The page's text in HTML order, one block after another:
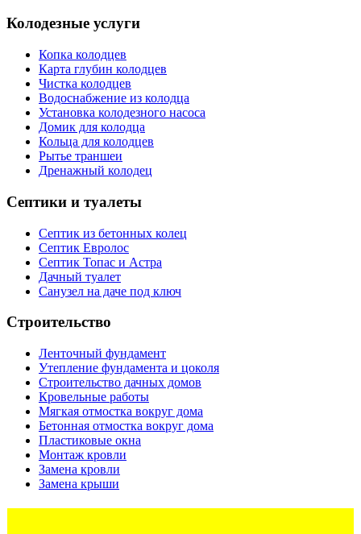
Колодезные услуги
Копка колодцев
Карта глубин колодцев
Чистка колодцев
Водоснабжение из колодца
Установка колодезного насоса
Домик для колодца
Кольца для колодцев
Рытье траншеи
Дренажный колодец
Септики и туалеты
Септик из бетонных колец
Септик Евролос
Септик Топас и Астра
Дачный туалет
Санузел на даче под ключ
Строительство
Ленточный фундамент
Утепление фундамента и цоколя
Строительство дачных домов
Кровельные работы
Мягкая отмостка вокруг дома
Бетонная отмостка вокруг дома
Пластиковые окна
Монтаж кровли
Замена кровли
Замена крыши